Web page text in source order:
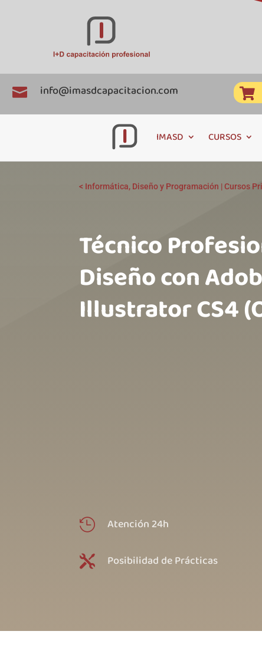
 info@imasdcapacitacion.com 
IMASD CURSOS
< Informática, Diseño y Programación |Cursos
Técnico
Diseño con
Illustrator CS4
 Atención 24h
 Posibilidad de Prácticas